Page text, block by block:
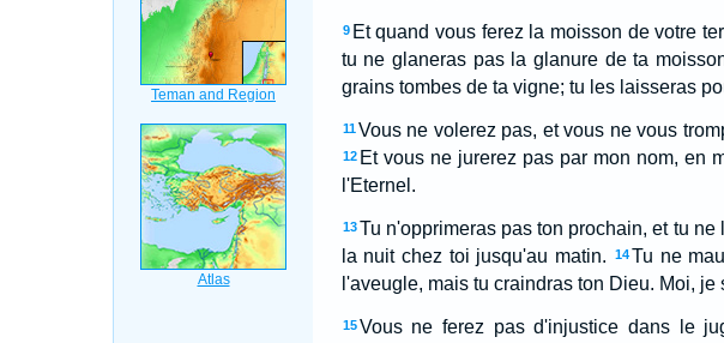
9 Et quand vous ferez la moisson de votre
tu ne glaneras pas la glanure de ta
grains tombes de ta vigne; tu les laisseras
11 Vous ne volerez pas, et vous ne vous
12 Et vous ne jurerez pas par mon nom, en
l'Eternel.
13 Tu n'opprimeras pas ton prochain, et tu
la nuit chez toi jusqu'au matin.
14Tu ne
l'aveugle, mais tu craindras ton Dieu. Moi, je
15 Vous ne ferez pas d'injustice dans le